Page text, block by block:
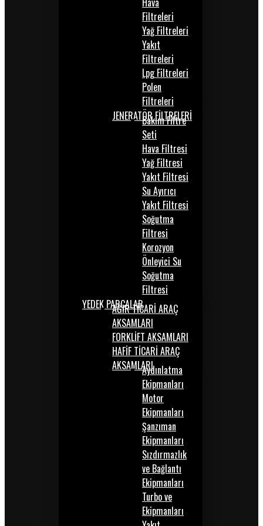
Filtreleri
Yağ Filtreleri
Yakıt
Filtreleri
Lpg Filtreleri
Polen
Filtreleri
JENERATÖR FİLTRELERİ
Bakım Filtre
Seti
Hava Filtresi
Yağ Filtresi
Yakıt Filtresi
Su Ayırıcı
Yakıt Filtresi
Soğutma
Filtresi
Korozyon
Önleyici Su
Soğutma
Filtresi
YEDEK PARÇALARAĞIR TİCARİ ARAÇ
AKSAMLARI
FORKLİFT AKSAMLARI
HAFİF TİCARİ ARAÇ
AKSAMLARIAydınlatma
Ekipmanları
Motor
Ekipmanları
Şanzıman
Ekipmanları
Sızdırmazlık
ve Bağlantı
Ekipmanları
Turbo ve
Ekipmanları